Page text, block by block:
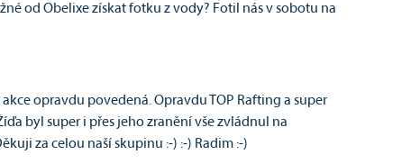
od Obelixe získat fotku z vody? Fotil nás v sobotu na
opravdu povedená. Opravdu TOP Rafting a super
byl super i přes jeho zranění­ vše zvládnul na
za celou naší skupinu :-) :-) Radim :-)